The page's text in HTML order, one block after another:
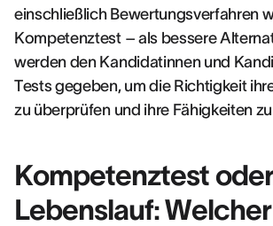
einschließlich Bewertungsverfahren
Kompetenztest – als bessere
werden den Kandidatinnen und
Tests gegeben, um die Richtigkeit
zu überprüfen und ihre Fähigkeiten
Kompetenztest oder
Lebenslauf: